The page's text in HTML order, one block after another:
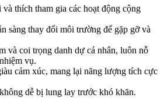
thích tham gia các hoạt động cộng
sàng thay đổi môi trường để gặp gỡ và
và coi trọng danh dự cá nhân, luôn nỗ
vụ.
cảm xúc, mang lại năng lượng tích cực
dễ bị lung lay trước khó khăn.